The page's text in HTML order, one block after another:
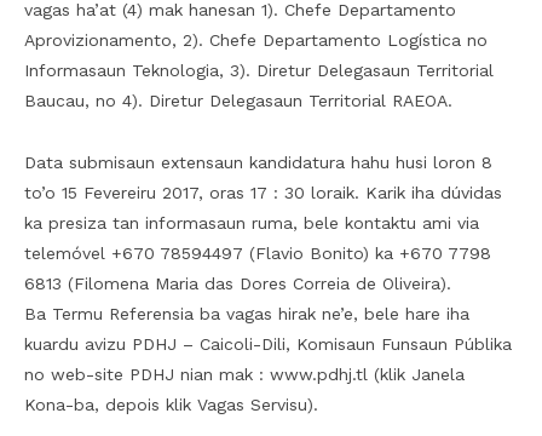
vagas ha’at (4) mak hanesan 1). Chefe Departamento
Aprovizionamento, 2). Chefe Departamento Logística no
Informasaun Teknologia, 3). Diretur Delegasaun Territorial
Baucau, no 4). Diretur Delegasaun Territorial RAEOA.
Data submisaun extensaun kandidatura hahu husi loron 8
to’o 15 Fevereiru 2017, oras 17 : 30 loraik. Karik iha dúvidas
ka presiza tan informasaun ruma, bele kontaktu ami via
telemóvel +670 78594497 (Flavio Bonito) ka +670 7798
6813 (Filomena Maria das Dores Correia de Oliveira).
Ba Termu Referensia ba vagas hirak ne’e, bele hare iha
kuardu avizu PDHJ – Caicoli-Dili, Komisaun Funsaun Públika
no web-site PDHJ nian mak : www.pdhj.tl (klik Janela
Kona-ba, depois klik Vagas Servisu).